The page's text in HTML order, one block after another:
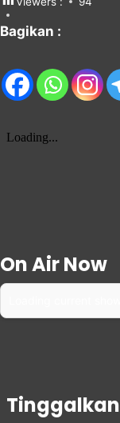
Bagikan :
On Air Now